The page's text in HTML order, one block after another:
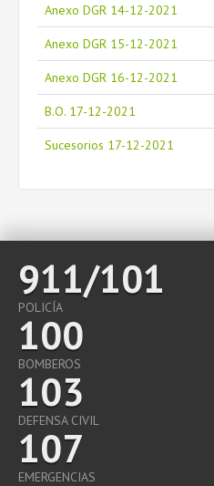
Anexo DGR 14-12-2021
Anexo DGR 15-12-2021
Anexo DGR 16-12-2021
B.O. 17-12-2021
Sucesorios 17-12-2021
911/101
POLICÍA
100
BOMBEROS
103
DEFENSA CIVIL
107
EMERGENCIAS